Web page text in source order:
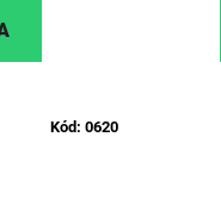
Kód: 0620